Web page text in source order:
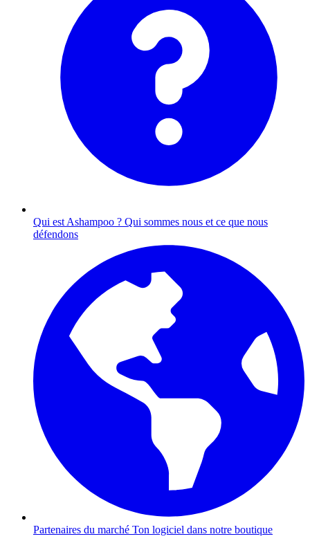
Qui est Ashampoo ? Qui sommes nous et ce que nous
défendons
Partenaires du marché Ton logiciel dans notre boutique